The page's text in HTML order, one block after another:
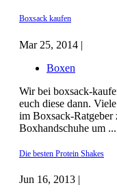
Boxsack kaufen
Mar 25, 2014 |
Boxen
Wir bei boxsack-
euch diese dann.
im Boxsack-
Boxhandschuhe um ...
Die besten Protein Shakes
Jun 16, 2013 |